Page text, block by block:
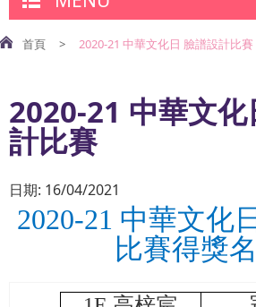
首頁 > 2020-21 中華文化日 臉譜設計比賽
2020-21 中華文
計比賽
日期: 16/04/2021
2020-21 中華文化
比賽得獎